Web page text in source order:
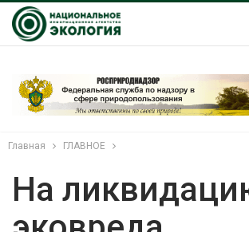
Главная ГЛАВНОЕ
На